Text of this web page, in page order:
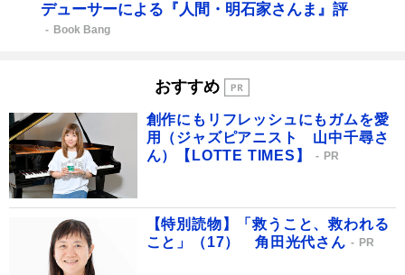
デューサーによる『人間・明石家さんま』評
Book Bang
おすすめ
創作にもリフレッシュにもガムを愛
用（ジャズピアニスト 山中千尋さ
ん）【LOTTE TIMES】
PR
【特別読物】「救うこと、救われる
こと」（17） 角田光代さん
PR